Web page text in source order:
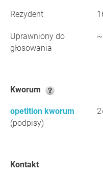
Rezydent
Uprawniony do
głosowania
Kworum
opetition kworum
(podpisy)
Kontakt